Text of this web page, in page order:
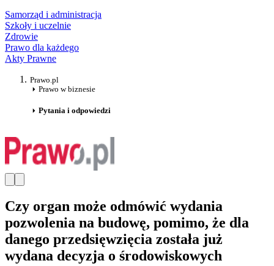
Samorząd i administracja
Szkoły i uczelnie
Zdrowie
Prawo dla każdego
Akty Prawne
Prawo.pl
Prawo w biznesie
Pytania i odpowiedzi
Czy organ może odmówić wydania
pozwolenia na budowę, pomimo, że dla
danego przedsięwzięcia została już
wydana decyzja o środowiskowych